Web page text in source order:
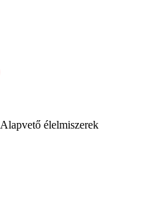
Alapvető élelmiszerek